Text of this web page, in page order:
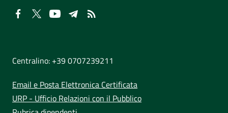
Centralino: +39 0707239211
Email e Posta Elettronica Certificata
URP - Ufficio Relazioni con il Pubblico